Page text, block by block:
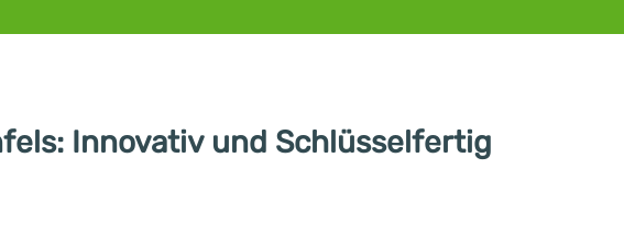
Innovativ und Schlüsselfertig